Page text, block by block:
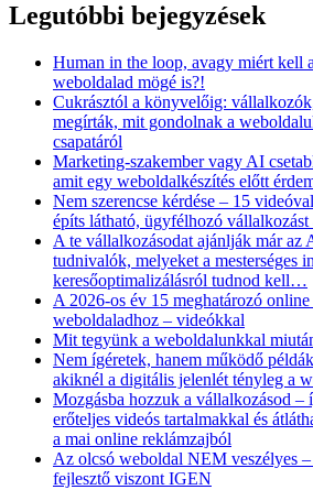
Legutóbbi bejegyzések
Human in the loop, avagy miért kell
weboldalad mögé is?!
Cukrásztól a könyvelőig:
megírták, mit gondolnak a
csapatáról
Marketing-szakember vagy AI
amit egy weboldalkészítés előtt
Nem szerencse kérdése – 15
építs látható, ügyfélhozó vállalkozást
A te vállalkozásodat ajánlják már az
tudnivalók, melyeket a mesterséges
keresőoptimalizálásról tudnod kell…
A 2026-os év 15 meghatározó
weboldaladhoz – videókkal
Mit tegyünk a weboldalunkkal
Nem ígéretek, hanem működő
akiknél a digitális jelenlét tényleg a
Mozgásba hozzuk a vállalkozásod –
erőteljes videós tartalmakkal és
a mai online reklámzajból
Az olcsó weboldal NEM veszélyes –
fejlesztő viszont IGEN